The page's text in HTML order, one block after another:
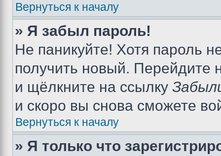
Вернуться к началу
» Я забыл пароль!
Не паникуйте! Хотя пароль
получить новый. Перейдите
и щёлкните на ссылку
и скоро вы снова сможете
Вернуться к началу
» Я только что